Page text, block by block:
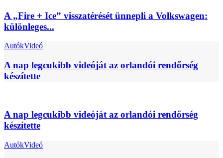
A „Fire + Ice” visszatérését ünnepli a Volkswagen:
különleges...
AutókVideó
A nap legcukibb videóját az orlandói rendőrség
készítette
A nap legcukibb videóját az orlandói rendőrség
készítette
AutókVideó